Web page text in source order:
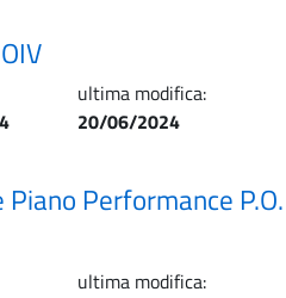
ultima modifica:
20/06/2024
Piano Performance P.O.
ultima modifica: